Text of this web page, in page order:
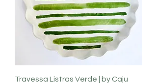
Travessa Listras Verde | by Caju